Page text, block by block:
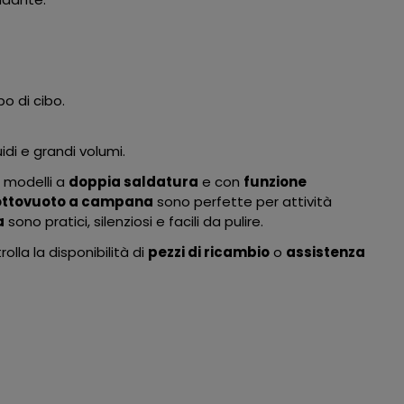
di cibo.
e grandi volumi.
modelli a doppia saldatura e con funzione
a campana sono perfette per attività
sono pratici, silenziosi e facili da pulire.
la disponibilità di pezzi di ricambioo assistenza